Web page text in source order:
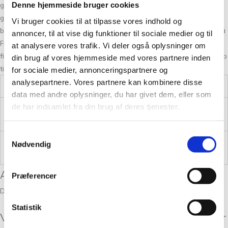
Denne hjemmeside bruger cookies
Vi bruger cookies til at tilpasse vores indhold og
annoncer, til at vise dig funktioner til sociale medier og til
at analysere vores trafik. Vi deler også oplysninger om
din brug af vores hjemmeside med vores partnere inden
for sociale medier, annonceringspartnere og
analysepartnere. Vores partnere kan kombinere disse
data med andre oplysninger, du har givet dem, eller som
de har indsamlet fra din brug af deres tjenester.
Samtykkevalg
Nødvendig
Præferencer
Statistik
garn, brugskunst eller strikke- og hækletilbehør. Du finder også tit
gode tilbud på udvalgte garnmærker. Vi bestræber os på at give den
bedste kundeoplevelse både online, men også i vores fysiske butik på
Frederiksberg. Det er et sted, hvor du finder nye produkter, du ikke
finder andre steder og kan få gode råd og strik om hækling eller hjælp
til dit næste strikkeprojekt.
Vægt ,5 kg
Overvidde i cm 92, 100, 108
Hel længde i cm
Anmeldelser
Der er endnu ikke nogle anmeldelser.
Vær den første til at anmelde “Sjælevarmer